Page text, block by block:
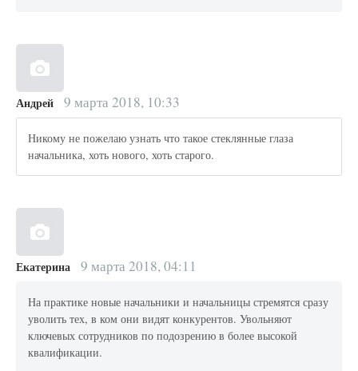
Андрей 9 марта 2018, 10:33
Никому не пожелаю узнать что такое стеклянные глаза
начальника, хоть нового, хоть старого.
Екатерина 9 марта 2018, 04:11
На практике новые начальники и начальницы стремятся сразу
уволить тех, в ком они видят конкурентов. Увольняют
ключевых сотрудников по подозрению в более высокой
квалификации.